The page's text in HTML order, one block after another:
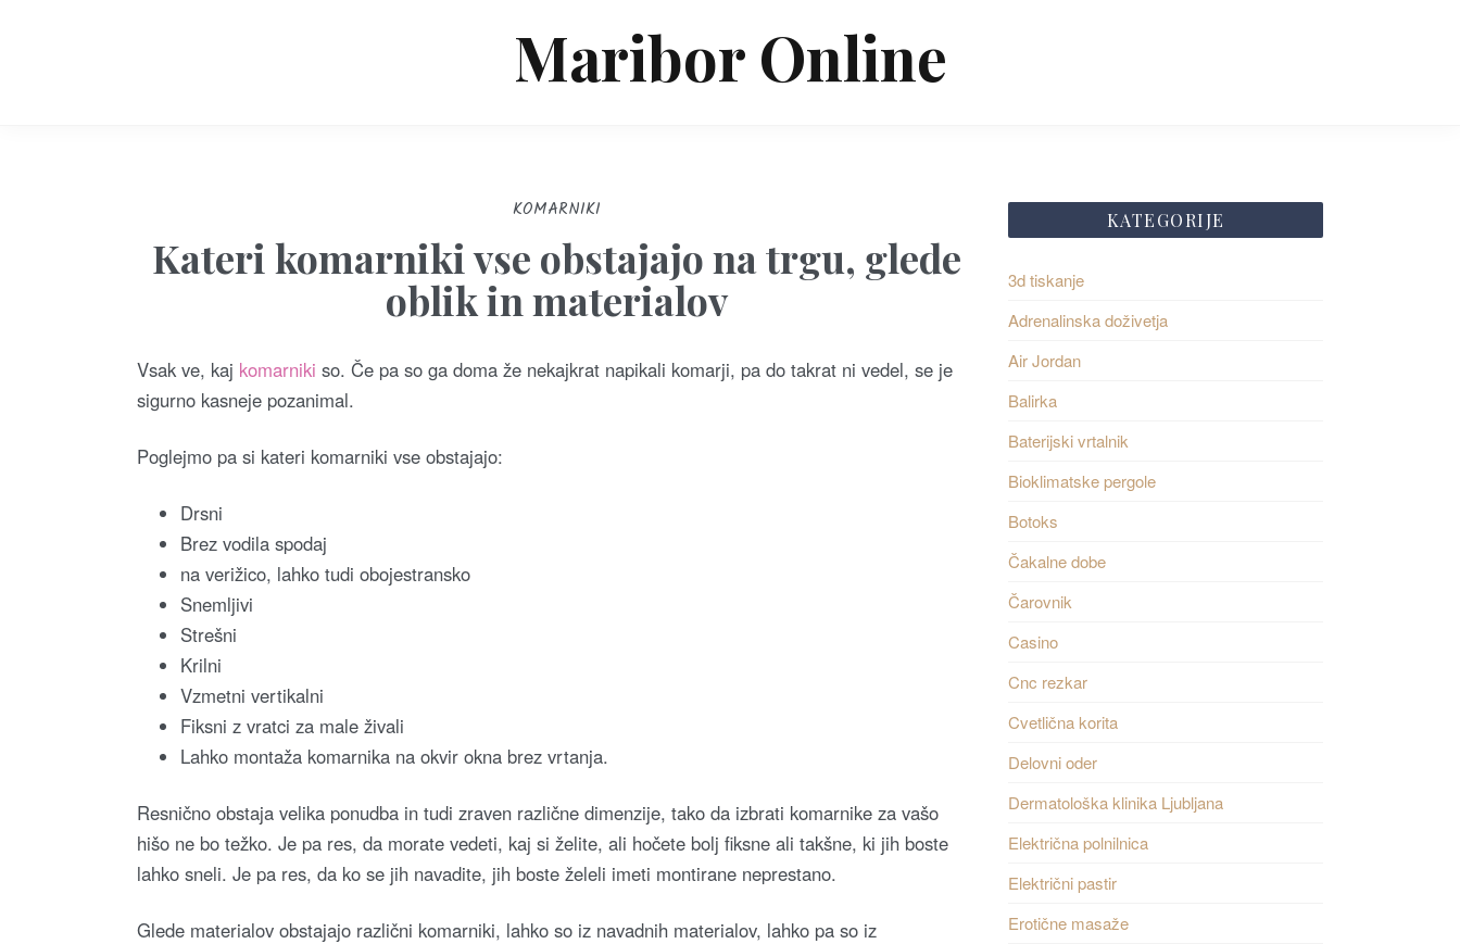
Maribor Online
KOMARNIKI
Kateri komarniki vse obstajajo na trgu, glede
oblik in materialov
Vsak ve, kaj komarniki so. Če pa so ga doma že nekajkrat napikali komarji, pa do takrat ni vedel, se je
sigurno kasneje pozanimal.
Poglejmo pa si kateri komarniki vse obstajajo:
Drsni
Brez vodila spodaj
na verižico, lahko tudi obojestransko
Snemljivi
Strešni
Krilni
Vzmetni vertikalni
Fiksni z vratci za male živali
Lahko montaža komarnika na okvir okna brez vrtanja.
Resnično obstaja velika ponudba in tudi zraven različne dimenzije, tako da izbrati komarnike za vašo
hišo ne bo težko. Je pa res, da morate vedeti, kaj si želite, ali hočete bolj fiksne ali takšne, ki jih boste
lahko sneli. Je pa res, da ko se jih navadite, jih boste želeli imeti montirane neprestano.
Glede materialov obstajajo različni komarniki, lahko so iz navadnih materialov, lahko pa so iz
KATEGORIJE
3d tiskanje
Adrenalinska doživetja
Air Jordan
Balirka
Baterijski vrtalnik
Bioklimatske pergole
Botoks
Čakalne dobe
Čarovnik
Casino
Cnc rezkar
Cvetlična korita
Delovni oder
Dermatološka klinika Ljubljana
Električna polnilnica
Električni pastir
Erotične masaže